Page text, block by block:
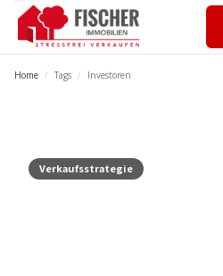
Home / Tags / Investoren
Verkaufsstrategie